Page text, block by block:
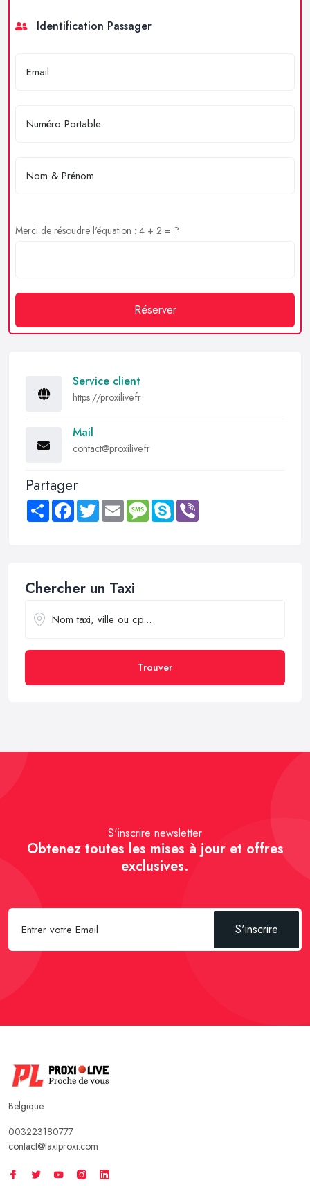
Identification Passager
Merci de résoudre l'équation : 4 + 2 = ?
Réserver
Service client
https://proxilive.fr
Mail
contact@proxilive.fr
Partager
Share FacebookTwitter Email MessageSkype
Chercher un Taxi
Trouver
S'inscrire newsletter
Obtenez toutes les mises à jour et offres
exclusives.
S'inscrire
Belgique
003223180777
contact@taxiproxi.com